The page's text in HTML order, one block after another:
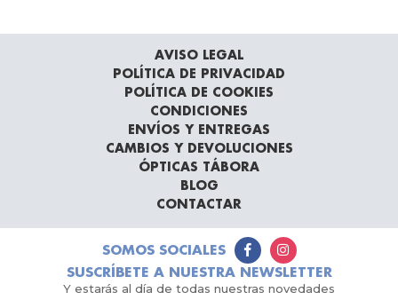
AVISO LEGAL
POLÍTICA DE PRIVACIDAD
POLÍTICA DE COOKIES
CONDICIONES
ENVÍOS Y ENTREGAS
CAMBIOS Y DEVOLUCIONES
ÓPTICAS TÁBORA
BLOG
CONTACTAR
SOMOS SOCIALES
SUSCRÍBETE A NUESTRA NEWSLETTER
Y estarás al día de todas nuestras novedades